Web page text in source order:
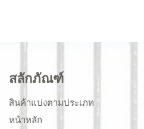
สลักภัณฑ์
สินค้าแบ่งตามประเภท
หน้าหลัก